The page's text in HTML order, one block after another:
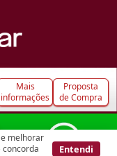
melhorar
concorda
Entendi
Mais
informações
Proposta
de Compra